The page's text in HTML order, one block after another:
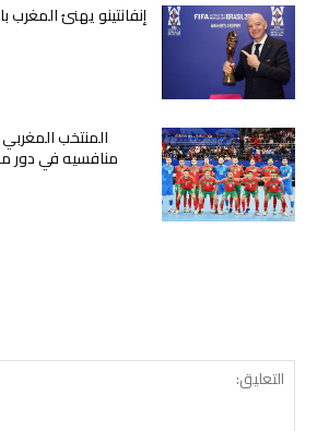
إنفانتينو يهنئ المغرب
المنتخب
منافسيه في دور